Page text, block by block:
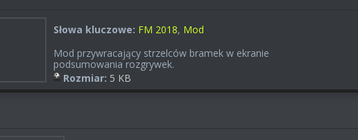
Słowa kluczowe: FM 2018, Mod
Mod przywracający strzelców bramek w ekranie
podsumowania rozgrywek.
Rozmiar: 5 KB